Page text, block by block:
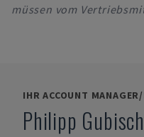
müssen vom
IHR ACCOUNT
Philipp Gubisch